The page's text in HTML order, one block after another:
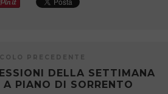
PRECEDENTE
DELLA SETTIMANA
PIANO DI SORRENTO